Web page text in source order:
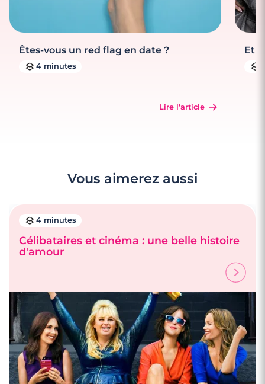
Êtes-vous un red flag en date ?
4 minutes
Lire l'article
Et
Vous aimerez aussi
4 minutes
Célibataires et cinéma : une belle histoire
d'amour